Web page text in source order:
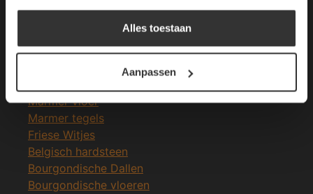
Alles toestaan
Aanpassen
Natuursteen vloeren
Leisteen vloer
Marmer vloer
Marmer tegels
Friese Witjes
Belgisch hardsteen
Bourgondische Dallen
Bourgondische vloeren
ALLES AFWIJZEN
DETAILS WEERGEVEN